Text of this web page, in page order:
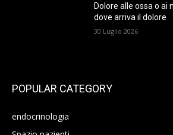
Dolore alle ossa o ai
dove arriva il dolore
30 Luglio 2026
POPULAR CATEGORY
endocrinologia